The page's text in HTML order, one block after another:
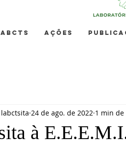
AÇÕES
à
labctsita 24 de ago. de 2022 1 min